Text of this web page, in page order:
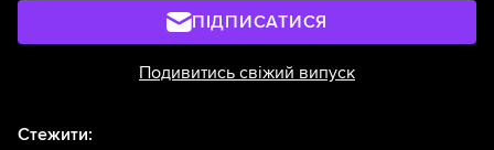
ПІДПИСАТИСЯ
Подивитись свіжий випуск
Стежити: